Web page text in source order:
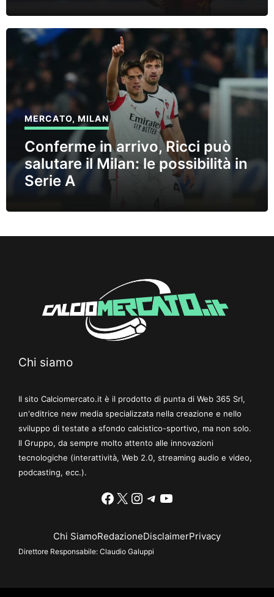
MERCATO,MILAN
Conferme in arrivo, Ricci può
salutare il Milan: le possibilità in
Serie A
Chi siamo
Il sito Calciomercato.it è il prodotto di punta di Web 365 Srl,
un'editrice new media specializzata nella creazione e nello
sviluppo di testate a sfondo calcistico-sportivo, ma non solo.
Il Gruppo, da sempre molto attento alle innovazioni
tecnologiche (interattività, Web 2.0, streaming audio e video,
podcasting, ecc.).
Facebook
X Instagram
Telegram
YouTube
Chi SiamoRedazioneDisclaimerPrivacy
Direttore Responsabile: Claudio Galuppi